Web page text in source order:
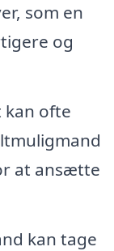
som en
og
kan ofte
at ansætte
kan tage